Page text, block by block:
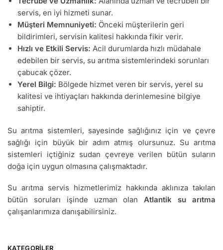
servis, en iyi hizmeti sunar.
Müşteri Memnuniyeti: Önceki müşterilerin geri
bildirimleri, servisin kalitesi hakkında fikir verir.
Hızlı ve Etkili Servis: Acil durumlarda hızlı müdahale
edebilen bir servis, su arıtma sistemlerindeki sorunları
çabucak çözer.
Yerel Bilgi: Bölgede hizmet veren bir servis, yerel su
kalitesi ve ihtiyaçları hakkında derinlemesine bilgiye
sahiptir.
Su arıtma sistemleri, sayesinde sağlığınız için ve çevre
sağlığı için büyük bir adım atmış olursunuz. Su arıtma
sistemleri içtiğiniz sudan çevreye verilen bütün suların
doğa için uygun olmasına çalışmaktadır.
Su arıtma servis hizmetlerimiz hakkında aklınıza takılan
bütün soruları işinde uzman olanAtlantik su arıtma
çalışanlarımıza danışabilirsiniz.
KATEGORILER